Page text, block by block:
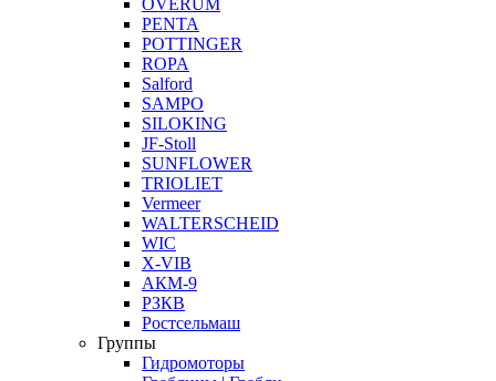
OVERUM
PENTA
POTTINGER
ROPA
Salford
SAMPO
SILOKING
JF-Stoll
SUNFLOWER
TRIOLIET
Vermeer
WALTERSCHEID
WIC
X-VIB
АКМ-9
РЗКВ
Ростсельмаш
Группы
Гидромоторы